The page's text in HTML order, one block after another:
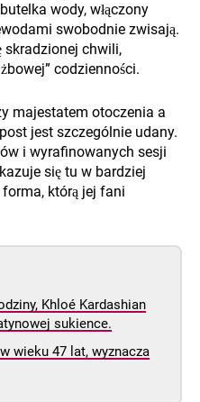
wody, włączony
swobodnie zwisają.
skradzionej chwili,
codzienności.
majestatem otoczenia a
jest szczególnie udany.
i wyrafinowanych sesji
się tu w bardziej
którą jej fani
Khloé Kardashian
sukience.
wieku 47 lat, wyznacza